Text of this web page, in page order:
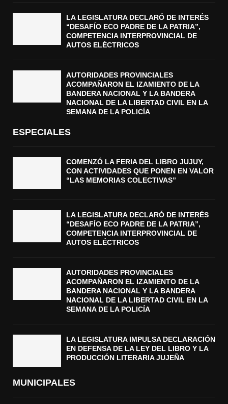
LA LEGISLATURA DECLARÓ DE INTERÉS
“DESAFÍO ECO PADRE DE LA PATRIA”,
COMPETENCIA INTERPROVINCIAL DE
AUTOS ELÉCTRICOS
AUTORIDADES PROVINCIALES
ACOMPAÑARON EL IZAMIENTO DE LA
BANDERA NACIONAL Y LA BANDERA
NACIONAL DE LA LIBERTAD CIVIL EN LA
SEMANA DE LA POLICÍA
ESPECIALES
COMENZÓ LA FERIA DEL LIBRO JUJUY,
CON ACTIVIDADES QUE PONEN EN VALOR
“LAS MEMORIAS COLECTIVAS”
LA LEGISLATURA DECLARÓ DE INTERÉS
“DESAFÍO ECO PADRE DE LA PATRIA”,
COMPETENCIA INTERPROVINCIAL DE
AUTOS ELÉCTRICOS
AUTORIDADES PROVINCIALES
ACOMPAÑARON EL IZAMIENTO DE LA
BANDERA NACIONAL Y LA BANDERA
NACIONAL DE LA LIBERTAD CIVIL EN LA
SEMANA DE LA POLICÍA
LA LEGISLATURA IMPULSA DECLARACIÓN
EN DEFENSA DE LA LEY DEL LIBRO Y LA
PRODUCCIÓN LITERARIA JUJEÑA
MUNICIPALES